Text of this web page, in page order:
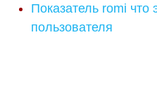
Показатель romi
пользователя